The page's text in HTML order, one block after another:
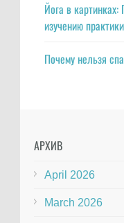
Йога в
изучению практики
Почему нельзя
АРХИВ
April 2026
March 2026